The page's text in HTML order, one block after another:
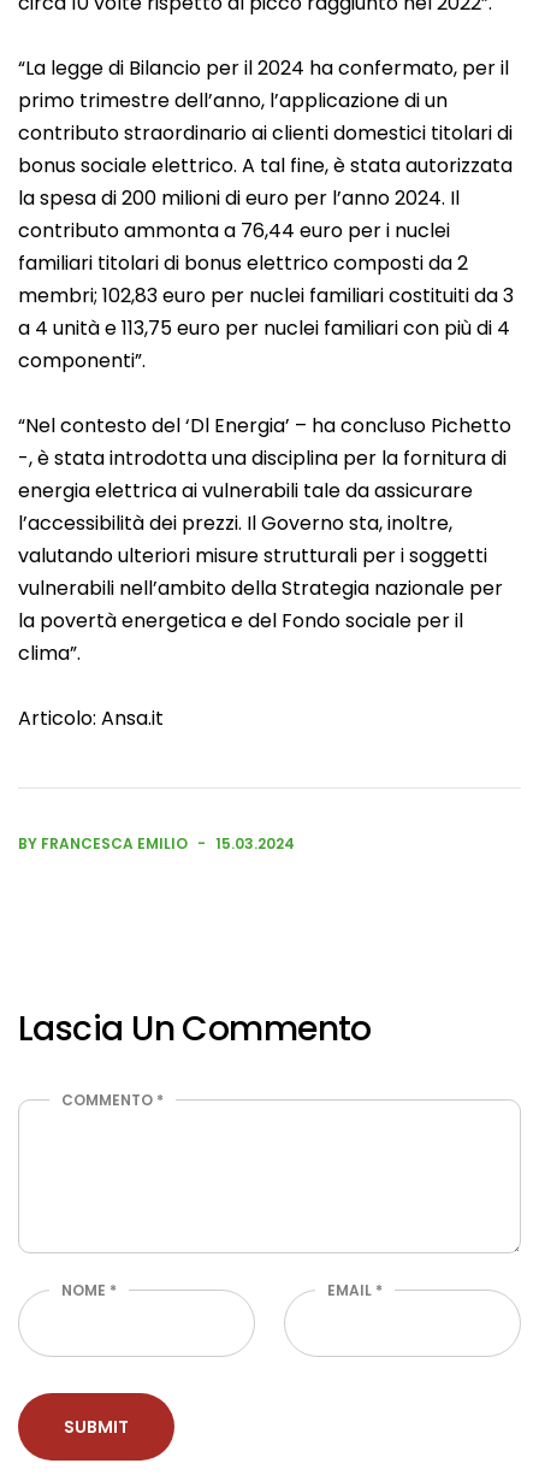
“La legge di Bilancio per il 2024 ha confermato, per il
primo trimestre dell’anno, l’applicazione di un
contributo straordinario ai clienti domestici titolari di
bonus sociale elettrico. A tal fine, è stata autorizzata
la spesa di 200 milioni di euro per l’anno 2024. Il
contributo ammonta a 76,44 euro per i nuclei
familiari titolari di bonus elettrico composti da 2
membri; 102,83 euro per nuclei familiari costituiti da 3
a 4 unità e 113,75 euro per nuclei familiari con più di 4
componenti”.
“Nel contesto del ‘Dl Energia’ – ha concluso Pichetto
-, è stata introdotta una disciplina per la fornitura di
energia elettrica ai vulnerabili tale da assicurare
l’accessibilità dei prezzi. Il Governo sta, inoltre,
valutando ulteriori misure strutturali per i soggetti
vulnerabili nell’ambito della Strategia nazionale per
la povertà energetica e del Fondo sociale per il
clima”.
Articolo: Ansa.it
BY FRANCESCA EMILIO 15.03.2024
Lascia Un Commento
COMMENTO *
NOME * EMAIL *